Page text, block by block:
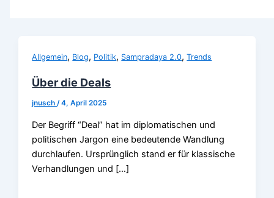
Allgemein, Blog, Politik, Sampradaya 2.0,Trends
Über die Deals
jnusch/4, April 2025
Der Begriff “Deal” hat im diplomatischen und
politischen Jargon eine bedeutende Wandlung
durchlaufen. Ursprünglich stand er für klassische
Verhandlungen und […]